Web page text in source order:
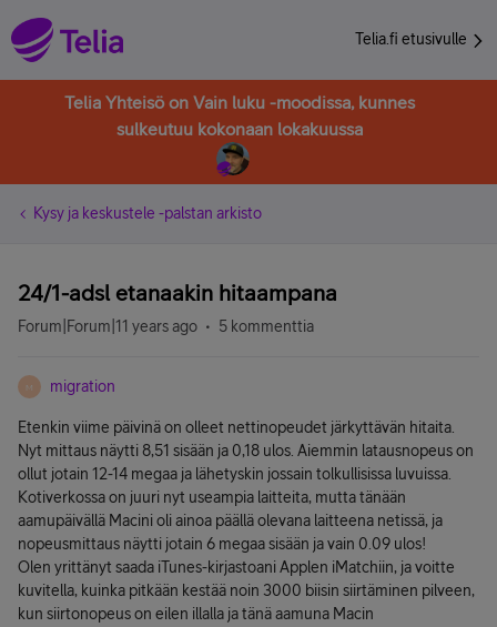
Telia.fi etusivulle
Telia Yhteisö on Vain luku -moodissa, kunnes
sulkeutuu kokonaan lokakuussa
Kysy ja keskustele -palstan arkisto
24/1-adsl etanaakin hitaampana
Forum|Forum|11 years ago 5 kommenttia
M migration
Etenkin viime päivinä on olleet nettinopeudet järkyttävän hitaita.
Nyt mittaus näytti 8,51 sisään ja 0,18 ulos. Aiemmin latausnopeus on
ollut jotain 12-14 megaa ja lähetyskin jossain tolkullisissa luvuissa.
Kotiverkossa on juuri nyt useampia laitteita, mutta tänään
aamupäivällä Macini oli ainoa päällä olevana laitteena netissä, ja
nopeusmittaus näytti jotain 6 megaa sisään ja vain 0.09 ulos!
Olen yrittänyt saada iTunes-kirjastoani Applen iMatchiin, ja voitte
kuvitella, kuinka pitkään kestää noin 3000 biisin siirtäminen pilveen,
kun siirtonopeus on eilen illalla ja tänä aamuna Macin